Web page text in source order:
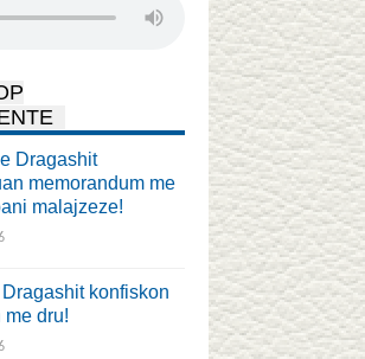
Dragashit
memorandum me
malajzeze!
konfiskon
me dru!